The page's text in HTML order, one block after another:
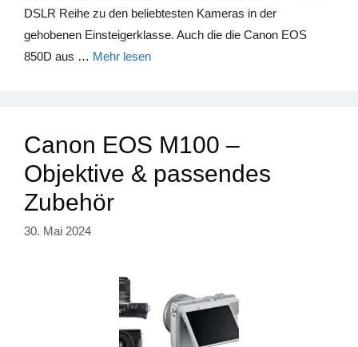
DSLR Reihe zu den beliebtesten Kameras in der
gehobenen Einsteigerklasse. Auch die die Canon EOS
850D aus … Mehr lesen
Canon EOS M100 –
Objektive & passendes
Zubehör
30. Mai 2024